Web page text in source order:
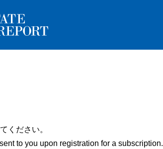
ください。
to you upon registration for a subscription.